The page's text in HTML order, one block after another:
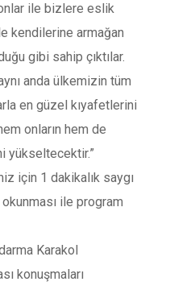
ile bizlere eslik
kendilerine armağan
gibi sahip çıktılar.
anda ülkemizin tüm
en güzel kıyafetlerini
onların hem de
yükseltecektir.”
için 1 dakikalık saygı
ile program
Karakol
konuşmaları